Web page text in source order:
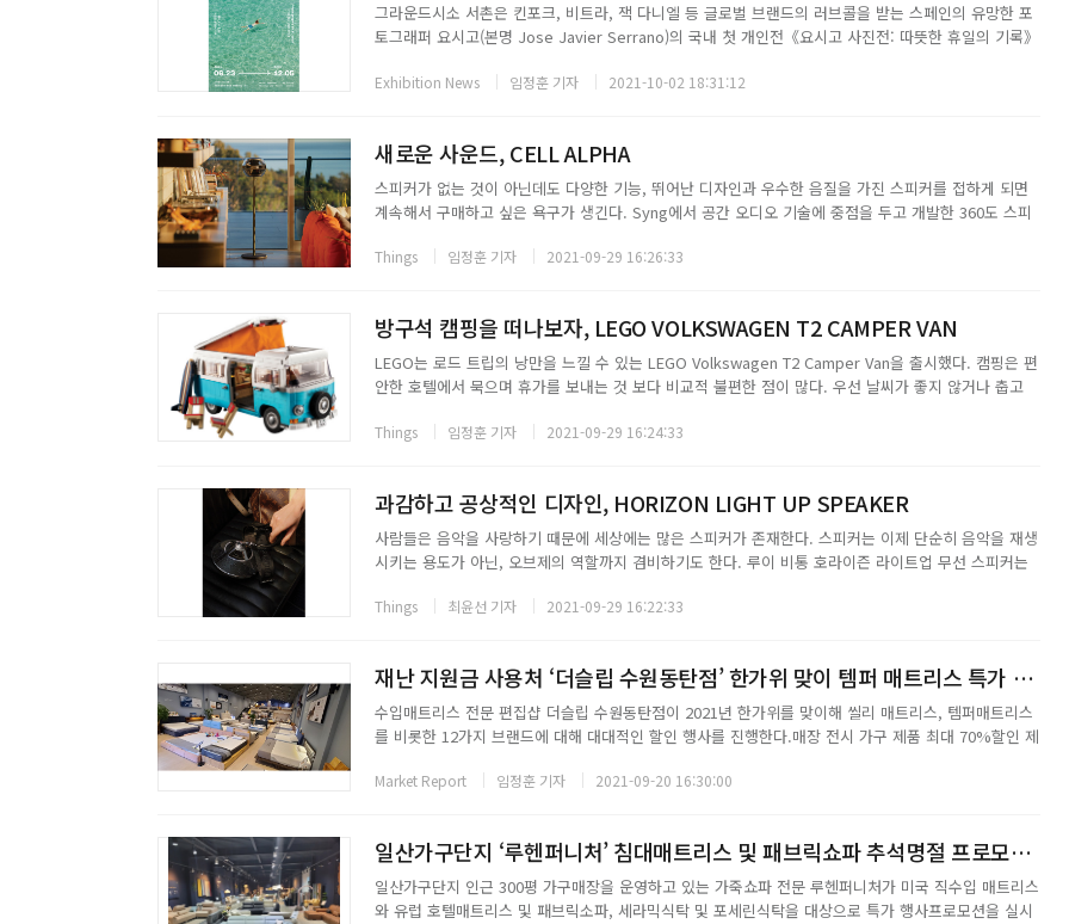
그라운드시소 서촌은 킨포크, 비트라, 잭 다니엘 등 글로벌 브랜드의 러브콜을 받는 스페인의 유망한 포
토그래퍼 요시고(본명 Jose Javier Serrano)의 국내 첫 개인전《요시고 사진전: 따뜻한 휴일의 기록》
등 세계 여러 여행지를 기록한 350여 점의...
Exhibition News 임정훈 기자 2021-10-02 18:31:12
새로운 사운드, CELL ALPHA
스피커가 없는 것이 아닌데도 다양한 기능, 뛰어난 디자인과 우수한 음질을 가진 스피커를 접하게 되면
계속해서 구매하고 싶은 욕구가 생긴다. Syng에서 공간 오디오 기술에 중점을 두고 개발한 360도 스피
이라는 점에서 제품에 대한 궁금증을 더욱 ...
Things 임정훈 기자 2021-09-29 16:26:33
방구석 캠핑을 떠나보자, LEGO VOLKSWAGEN T2 CAMPER VAN
LEGO는 로드 트립의 낭만을 느낄 수 있는 LEGO Volkswagen T2 Camper Van을 출시했다. 캠핑은 편
안한 호텔에서 묵으며 휴가를 보내는 것 보다 비교적 불편한 점이 많다. 우선 날씨가 좋지 않거나 춥고
느낌이 들기도 한다. 캠핑을 좋아...
Things 임정훈 기자 2021-09-29 16:24:33
과감하고 공상적인 디자인, HORIZON LIGHT UP SPEAKER
사람들은 음악을 사랑하기 때문에 세상에는 많은 스피커가 존재한다. 스피커는 이제 단순히 음악을 재생
시키는 용도가 아닌, 오브제의 역할까지 겸비하기도 한다. 루이 비통 호라이즌 라이트업 무선 스피커는
즈, 루이 비통 호라이즌 라이트업 스피커는 혁신과 전통을 매끄럽...
Things 최윤선 기자 2021-09-29 16:22:33
재난 지원금 사용처 ‘더슬립 수원동탄점’ 한가위 맞이 템퍼 매트리스 특가 할인
수입매트리스 전문 편집샵 더슬립 수원동탄점이 2021년 한가위를 맞이해 씰리 매트리스, 템퍼매트리스
를 비롯한 12가지 브랜드에 대해 대대적인 할인 행사를 진행한다.매장 전시 가구 제품 최대 70%할인 제
소비자들에게 합리적인 가격을 선보이겠다고 밝혔다.또한 ...
Market Report 임정훈 기자 2021-09-20 16:30:00
일산가구단지 ‘루헨퍼니처’ 침대매트리스 및 패브릭쇼파 추석명절 프로모션 실시
일산가구단지 인근 300평 가구매장을 운영하고 있는 가죽쇼파 전문 루헨퍼니처가 미국 직수입 매트리스
와 유럽 호텔매트리스 및 패브릭소파, 세라믹식탁 및 포세린식탁을 대상으로 특가 행사프로모션을 실시